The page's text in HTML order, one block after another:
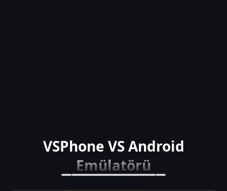
VSPhone VS Android
Emülatörü